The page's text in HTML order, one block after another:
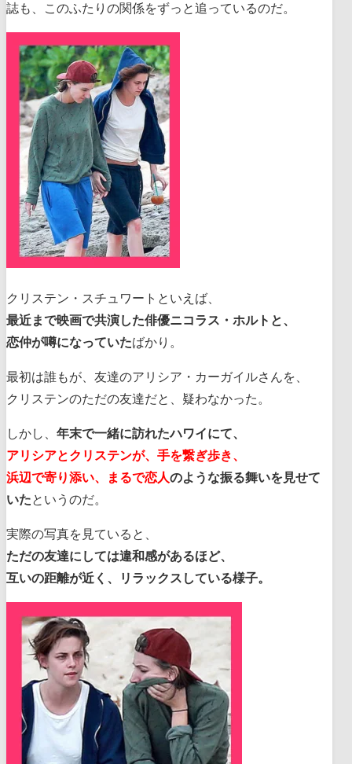
誌も、このふたりの関係をずっと追っているのだ。
クリステン・スチュワートといえば、
最近まで映画で共演した俳優ニコラス・ホルトと、
恋仲が噂になっていたばかり。
最初は誰もが、友達のアリシア・カーガイルさんを、
クリステンのただの友達だと、疑わなかった。
しかし、 年末で一緒に訪れたハワイにて、
アリシアとクリステンが、手を繋ぎ歩き、
浜辺で寄り添い、まるで恋人のような振る舞いを見せて
いたというのだ。
実際の写真を見ていると、
ただの友達にしては違和感があるほど、
互いの距離が近く、リラックスしている様子。